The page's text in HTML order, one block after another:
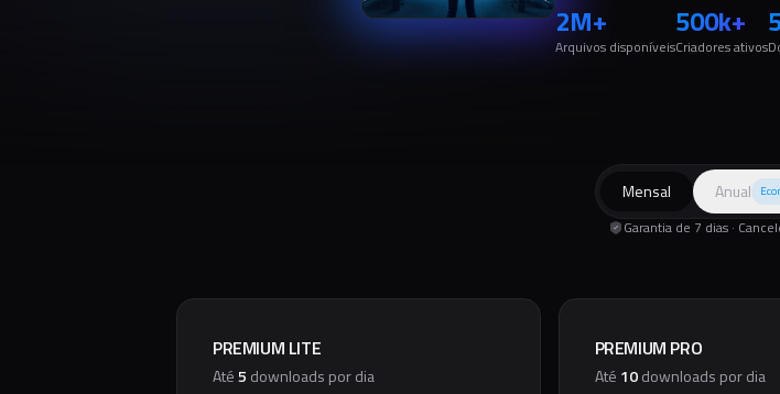
2M+
Arquivos disponíveis
500k+
Criadores ativos
Mensal Anual
Garantia de 7 dias ·
PREMIUM LITE
Até5 downloads por dia
PREMIUM PRO
Até 10 downloads por dia